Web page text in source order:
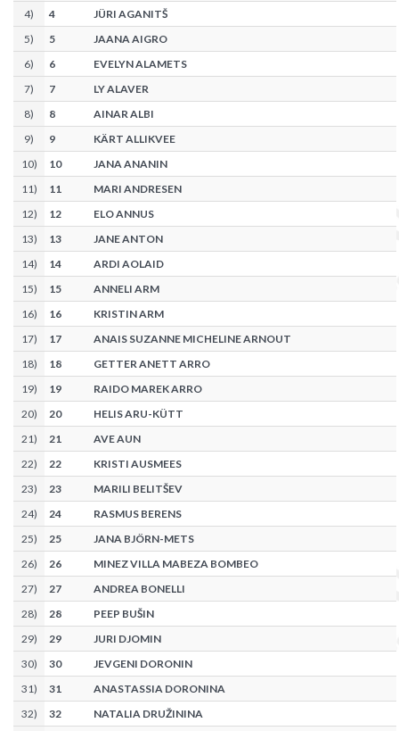
4) 4
JÜRI AGANITŠ
5) 5
JAANA AIGRO
6) 6
EVELYN ALAMETS
7) 7
LY ALAVER
8) 8
AINAR ALBI
9) 9
KÄRT ALLIKVEE
10) 10
JANA ANANIN
11) 11
MARI ANDRESEN
12) 12
ELO ANNUS
13) 13
JANE ANTON
14) 14
ARDI AOLAID
15) 15
ANNELI ARM
16) 16
KRISTIN ARM
17) 17
ANAIS SUZANNE MICHELINE ARNOUT
18) 18
GETTER ANETT ARRO
19) 19
RAIDO MAREK ARRO
20) 20
HELIS ARU-KÜTT
21) 21
AVE AUN
22) 22
KRISTI AUSMEES
23) 23
MARILI BELITŠEV
24) 24
RASMUS BERENS
25) 25
JANA BJÖRN-METS
26) 26
MINEZ VILLA MABEZA BOMBEO
27) 27
ANDREA BONELLI
28) 28
PEEP BUŠIN
29) 29
JURI DJOMIN
30) 30
JEVGENI DORONIN
31) 31
ANASTASSIA DORONINA
32) 32
NATALIA DRUŽININA